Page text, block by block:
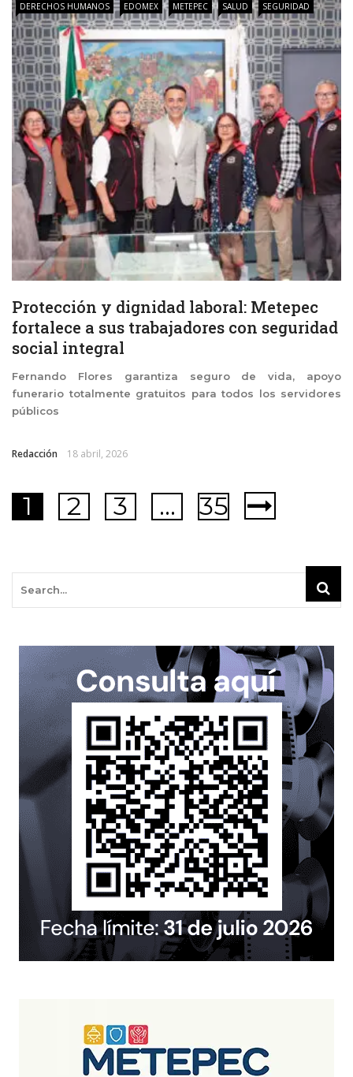
DERECHOS HUMANOS EDOMEX METEPEC SALUD SEGURIDAD
Protección y dignidad laboral: Metepec
fortalece a sus trabajadores con seguridad
social integral
Fernando Flores garantiza seguro de vida, apoyo
funerario totalmente gratuitos para todos los servidores
públicos
Redacción 18 abril, 2026
1 2 3 … 35